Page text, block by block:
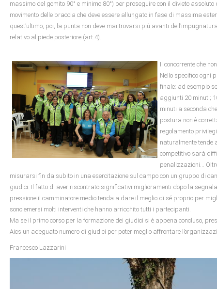
massimo del gomito 90° e minimo 80°) per proseguire con il divieto
movimento delle braccia che deve essere allungato in fase di massima
quest’ultimo, poi, la punta non deve mai trovarsi più avanti
relativo al piede posteriore (art.4).
Il concorrente che
Nello specifico ogni
finale: ad esempio
aggiunti 20 minuti;
minuti a seconda
postura non è
regolamento
naturalmente tende
competitivo sarà
penalizzazioni…
misurarsi fin da subito in una esercitazione sul campo con un gruppo di
giudici. Il fatto di aver riscontrato significativi miglioramenti dopo la
pressione il camminatore medio tenda a dare il meglio di sé proprio per
sono emersi molti interventi che hanno arricchito tutti i partecipanti.
Ma se il primo corso per la formazione dei giudici si è appena concluso,
Aics un adeguato numero di giudici per poter meglio affrontare
Francesco Lazzarini